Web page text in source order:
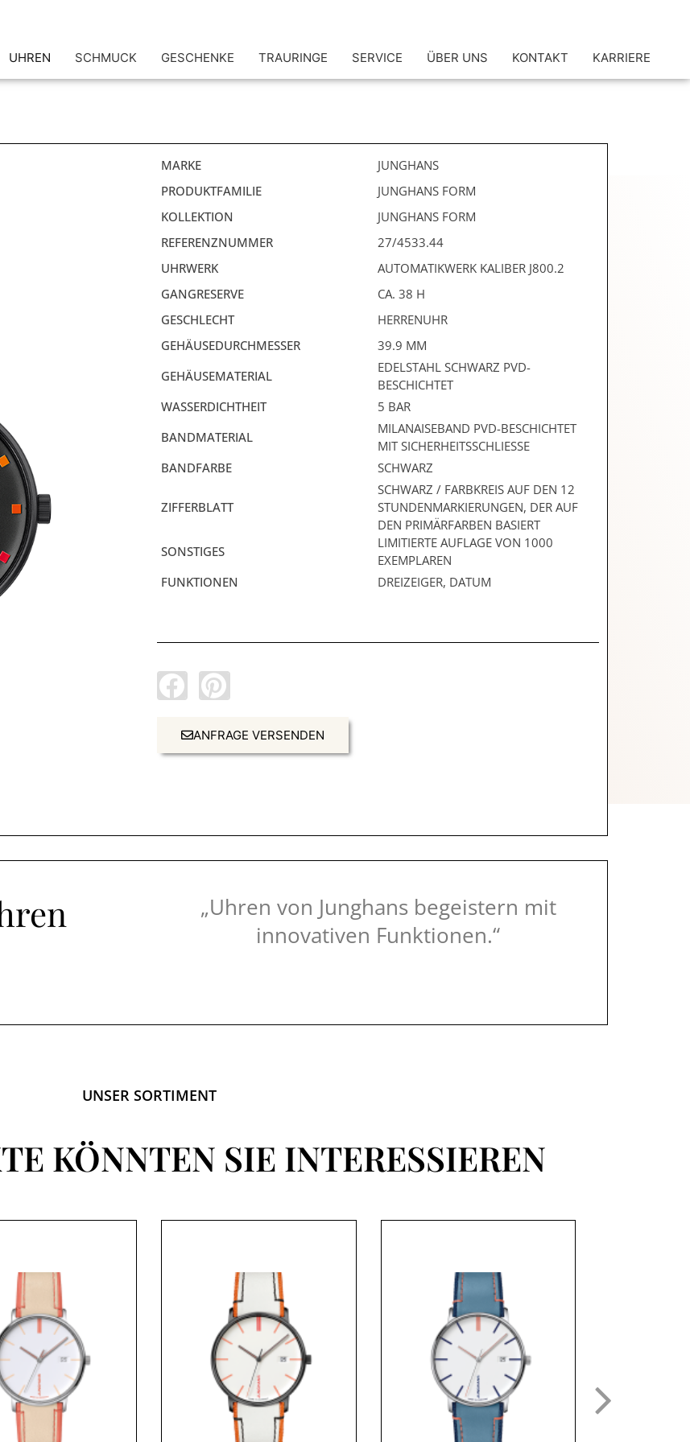
UHREN SCHMUCK GESCHENKE TRAURINGE SERVICE ÜBER UNS KONTAKT KARRIERE
MARKE
JUNGHANS
PRODUKTFAMILIE
JUNGHANS FORM
KOLLEKTION
JUNGHANS FORM
REFERENZNUMMER
27/4533.44
UHRWERK
AUTOMATIKWERK KALIBER J800.2
GANGRESERVE
CA. 38 H
GESCHLECHT
HERRENUHR
GEHÄUSEDURCHMESSER
39.9 MM
GEHÄUSEMATERIAL
EDELSTAHL SCHWARZ PVD-
BESCHICHTET
WASSERDICHTHEIT
5 BAR
BANDMATERIAL
MILANAISEBAND PVD-BESCHICHTET
MIT SICHERHEITSSCHLIESSE
BANDFARBE
SCHWARZ
ZIFFERBLATT
SCHWARZ / FARBKREIS AUF DEN 12
STUNDENMARKIERUNGEN, DER AUF
DEN PRIMÄRFARBEN BASIERT
SONSTIGES
LIMITIERTE AUFLAGE VON 1000
EXEMPLAREN
FUNKTIONEN
DREIZEIGER, DATUM
ANFRAGE VERSENDEN
„Uhren von Junghans begeistern mit
innovativen Funktionen.“
UNSER SORTIMENT
KÖNNTEN SIE INTERESSIEREN